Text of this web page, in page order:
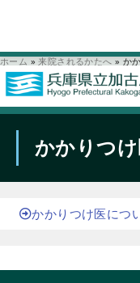
ホーム » 来院されるかたへ » か
かかりつ
かかりつけ医につ